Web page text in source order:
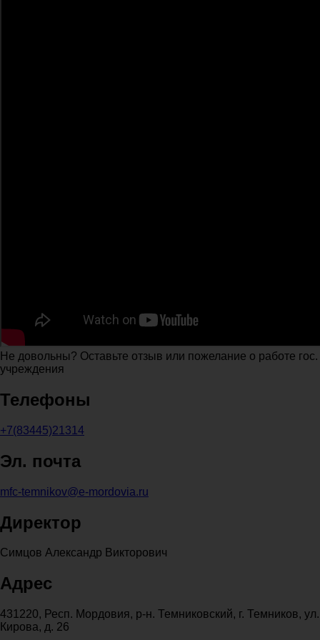
Не довольны? Оставьте отзыв или пожелание о работе гос.
учреждения
Телефоны
+7(83445)21314
Эл. почта
mfc-temnikov@e-mordovia.ru
Директор
Симцов Александр Викторович
Адрес
431220, Респ. Мордовия, р-н. Темниковский, г. Темников, ул.
Кирова, д. 26